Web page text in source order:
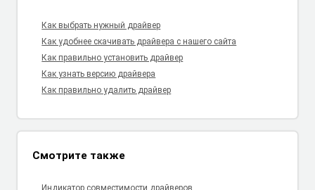
Как выбрать нужный драйвер
Как удобнее скачивать драйвера с нашего сайта
Как правильно установить драйвер
Как узнать версию драйвера
Как правильно удалить драйвер
Смотрите также
Индикатор совместимости драйверов